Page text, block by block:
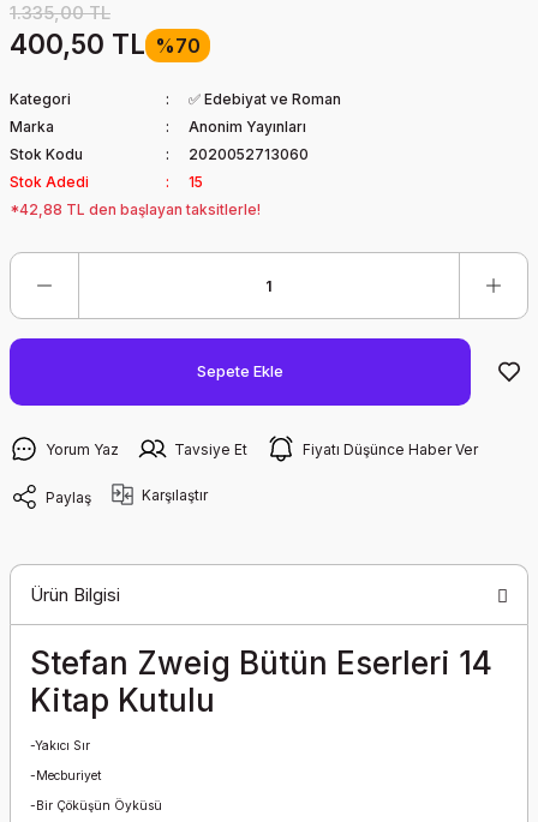
1.335,00 TL
400,50 TL %70
Kategori
✅ Edebiyat ve Roman
Marka
Anonim Yayınları
Stok Kodu
2020052713060
Stok Adedi
15
*42,88 TL den başlayan taksitlerle!
Sepete Ekle
Yorum Yaz Tavsiye Et Fiyatı Düşünce Haber Ver
Paylaş Karşılaştır
Ürün Bilgisi
Stefan Zweig Bütün Eserleri 14
Kitap Kutulu
-Yakıcı Sır
-Mecburiyet
-Bir Çöküşün Öyküsü